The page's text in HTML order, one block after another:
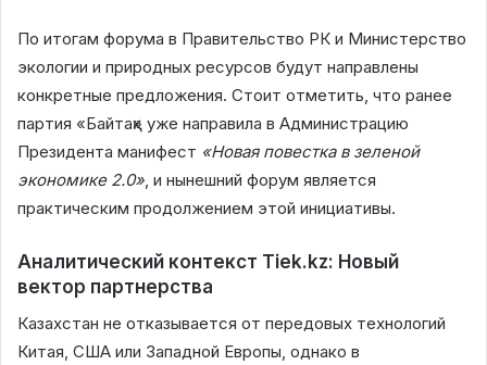
По итогам форума в Правительство РК и Министерство
экологии и природных ресурсов будут направлены
конкретные предложения. Стоит отметить, что ранее
партия «Байтақ» уже направила в Администрацию
Президента манифест «Новая повестка в зеленой
экономике 2.0», и нынешний форум является
практическим продолжением этой инициативы.
Аналитический контекст Tiek.kz: Новый
вектор партнерства
Казахстан не отказывается от передовых технологий
Китая, США или Западной Европы, однако в